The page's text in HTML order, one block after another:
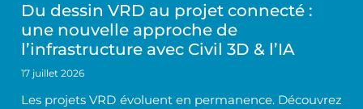
Du dessin VRD au projet connecté :
une nouvelle approche de
l’infrastructure avec Civil 3D & l’IA
17 juillet 2026
Les projets VRD évoluent en permanence. Découvrez